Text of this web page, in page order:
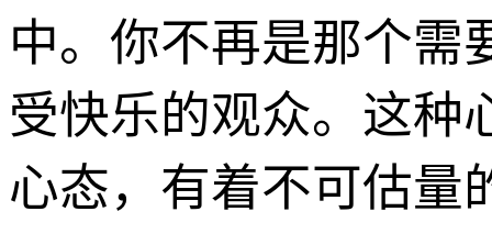
中。你不再是那个需
受快乐的观众。这种
心态，有着不可估量